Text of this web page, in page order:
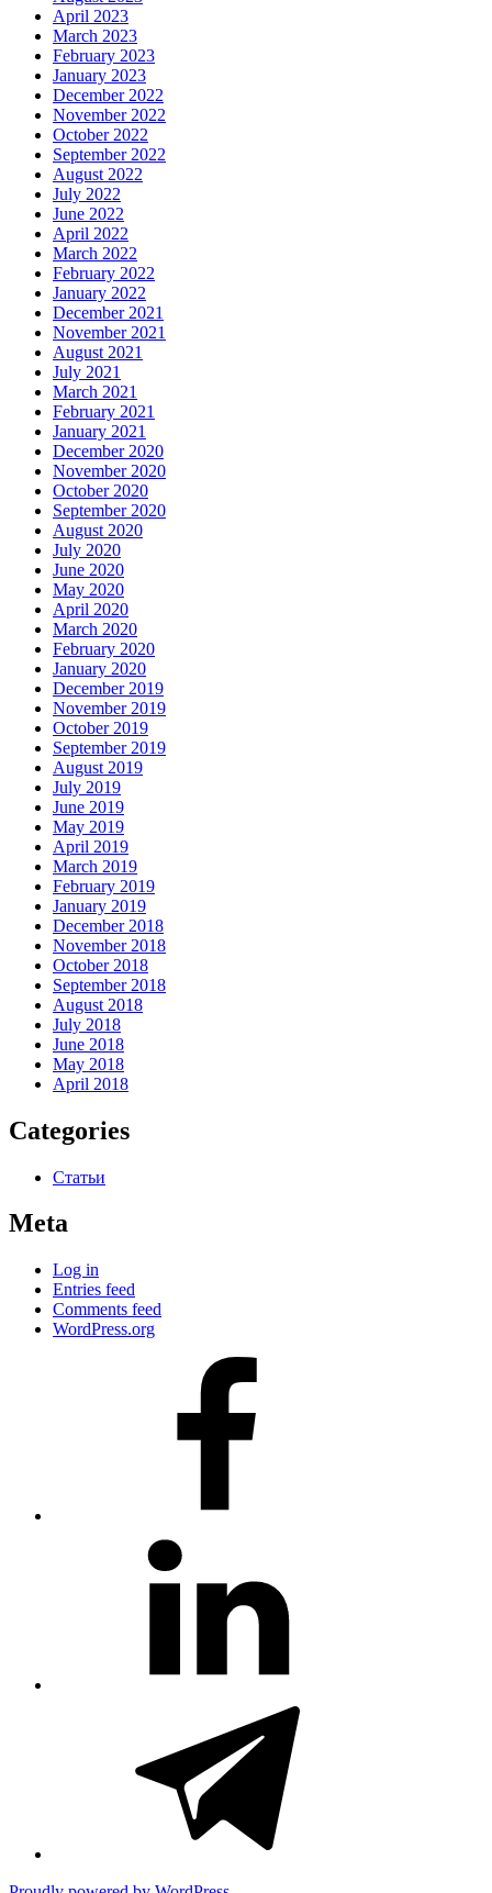
April 2023
March 2023
February 2023
January 2023
December 2022
November 2022
October 2022
September 2022
August 2022
July 2022
June 2022
April 2022
March 2022
February 2022
January 2022
December 2021
November 2021
August 2021
July 2021
March 2021
February 2021
January 2021
December 2020
November 2020
October 2020
September 2020
August 2020
July 2020
June 2020
May 2020
April 2020
March 2020
February 2020
January 2020
December 2019
November 2019
October 2019
September 2019
August 2019
July 2019
June 2019
May 2019
April 2019
March 2019
February 2019
January 2019
December 2018
November 2018
October 2018
September 2018
August 2018
July 2018
June 2018
May 2018
April 2018
Categories
Статьи
Meta
Log in
Entries feed
Comments feed
WordPress.org